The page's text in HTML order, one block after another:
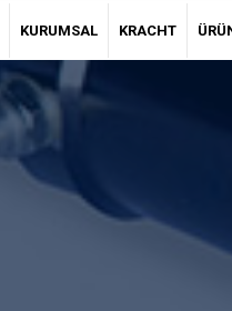
KURUMSAL KRACHT